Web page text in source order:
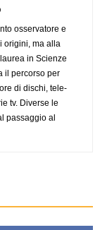
osservatore e
origini, ma alla
in Scienze
il percorso per
di dischi, tele-
tv. Diverse le
passaggio al